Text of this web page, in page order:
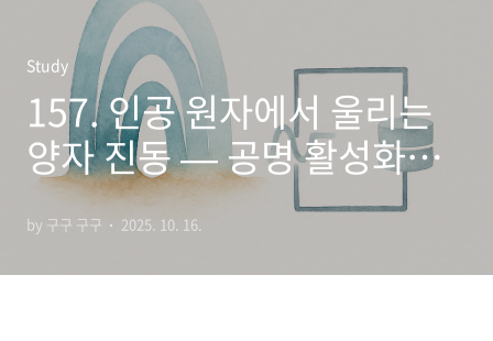
Study
157. 인공 원자에서 울리는
양자 진동 — 공명 활성화
(Resonant Activation)가
보여준 초전도 회로의 비밀
by 구구 구구 2025. 10. 16.